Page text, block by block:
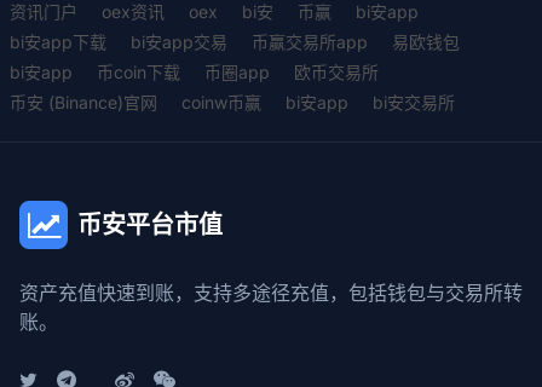
资讯门户
oex资讯 oex bi安 币赢
bi安app
bi安app下载
bi安app交易 币赢交易所app
易欧钱包
bi安app
币coin下载 币圈app
欧币交易所
币安 (Binance)官网
coinw币赢 bi安app bi安交易所
币安平台市值
资产充值快速到账，支持多途径充值，包括钱包与交易所转
账。